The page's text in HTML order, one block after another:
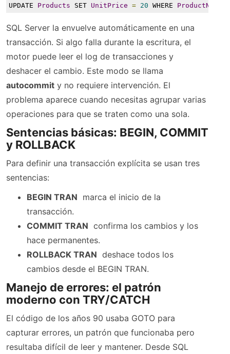
UPDATE Products SET UnitPrice = 20 WHERE ProductName
SQL Server la envuelve automáticamente en una
transacción. Si algo falla durante la escritura, el
motor puede leer el log de transacciones y
deshacer el cambio. Este modo se llama
autocommit y no requiere intervención. El
problema aparece cuando necesitas agrupar varias
operaciones para que se traten como una sola.
Sentencias básicas: BEGIN, COMMIT
y ROLLBACK
Para definir una transacción explícita se usan tres
sentencias:
BEGIN TRAN  marca el inicio de la
transacción.
COMMIT TRAN  confirma los cambios y los
hace permanentes.
ROLLBACK TRAN  deshace todos los
cambios desde el BEGIN TRAN.
Manejo de errores: el patrón
moderno con TRY/CATCH
El código de los años 90 usaba GOTO para
capturar errores, un patrón que funcionaba pero
resultaba difícil de leer y mantener. Desde SQL